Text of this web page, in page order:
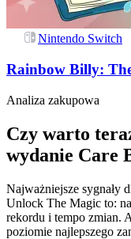
Nintendo Switch
Rainbow Billy:
Analiza zakupowa
Czy warto
wydanie Care
Najważniejsze sygnały
Unlock The Magic to:
rekordu i tempo zmian.
poziomie najlepszego